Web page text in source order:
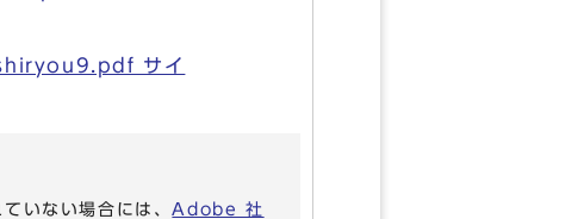
サイ
いない場合には、Adobe 社